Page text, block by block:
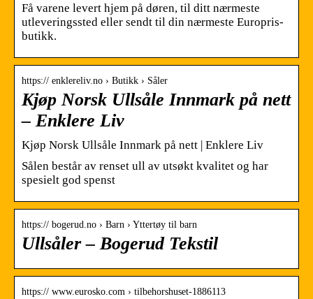
Få varene levert hjem på døren, til ditt nærmeste
utleveringssted eller sendt til din nærmeste Europris-
butikk.
https:// enklereliv.no › Butikk › Såler
Kjøp Norsk Ullsåle Innmark på nett
– Enklere Liv
Kjøp Norsk Ullsåle Innmark på nett | Enklere Liv
Sålen består av renset ull av utsøkt kvalitet og har
spesielt god spenst
https:// bogerud.no › Barn › Yttertøy til barn
Ullsåler – Bogerud Tekstil
https:// www.eurosko.com › tilbehorshuset-1886113